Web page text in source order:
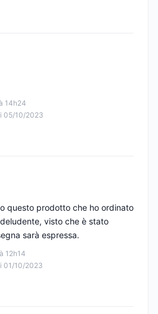
14h24
05/10/2023
12h14
01/10/2023
questo prodotto che ho ordinato
visto che è stato
sarà espressa.